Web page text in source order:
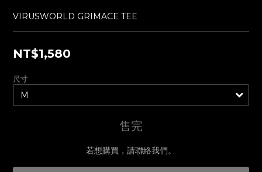
VIRUSWORLD GRIMACE TEE
NT$1,580
尺寸
售完
若想購買，請聯絡我們。